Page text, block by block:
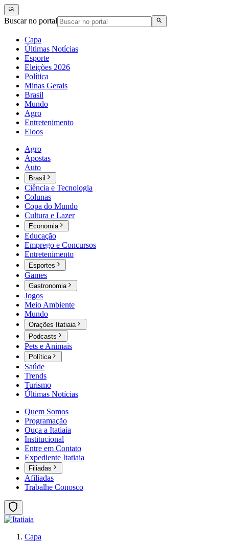
Buscar no portal
Capa
Últimas Notícias
Esporte
Eleições 2026
Política
Minas Gerais
Brasil
Mundo
Agro
Entretenimento
Eloos
Agro
Apostas
Auto
Brasil
Ciência e Tecnologia
Colunas
Copa do Mundo
Cultura e Lazer
Economia
Educação
Emprego e Concursos
Entretenimento
Esportes
Games
Gastronomia
Jogos
Meio Ambiente
Mundo
Orações Itatiaia
Podcasts
Pets e Animais
Política
Saúde
Trends
Turismo
Últimas Notícias
Quem Somos
Programação
Ouça a Itatiaia
Institucional
Entre em Contato
Expediente Itatiaia
Filiadas
Afiliadas
Trabalhe Conosco
Capa